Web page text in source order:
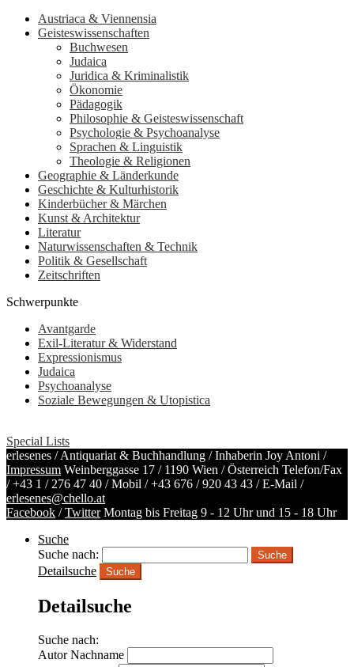
Austriaca & Viennensia
Geisteswissenschaften
Buchwesen
Judaica
Juridica & Kriminalistik
Ökonomie
Pädagogik
Philosophie & Geisteswissenschaft
Psychologie & Psychoanalyse
Sprachen & Linguistik
Theologie & Religionen
Geographie & Länderkunde
Geschichte & Kulturhistorik
Kinderbücher & Märchen
Kunst & Architektur
Literatur
Naturwissenschaften & Technik
Politik & Gesellschaft
Zeitschriften
Schwerpunkte
Avantgarde
Exil-Literatur & Widerstand
Expressionismus
Judaica
Psychoanalyse
Soziale Bewegungen & Utopistica
Special Lists
erlesenes / Antiquariat & Buchhandlung / Inhaberin Joy Antoni /
Impressum Weinberggasse 17 / 1190 Wien / Österreich Telefon/Fax
/+43 1 / 276 47 40 / Mobil /+43 676 / 920 43 43 / E-Mail /
erlesenes@chello.at
Facebook /Twitter Montag bis Freitag 9 - 12 Uhr und 15 - 18 Uhr
Suche
Suche nach:
Detailsuche
Suche
Detailsuche
Suche nach:
Autor Nachname